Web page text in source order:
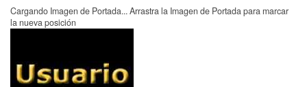
Cargando Imagen de Portada... Arrastra la Imagen de Portada para marcar
la nueva posición